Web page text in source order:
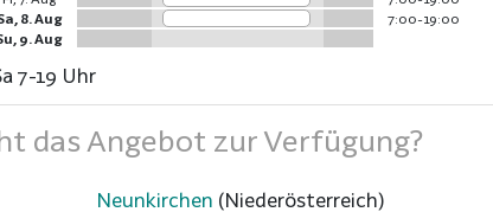
8. Aug
7:00-19:00
9. Aug
7-19 Uhr
das Angebot zur Verfügung?
Neunkirchen (Niederösterreich)